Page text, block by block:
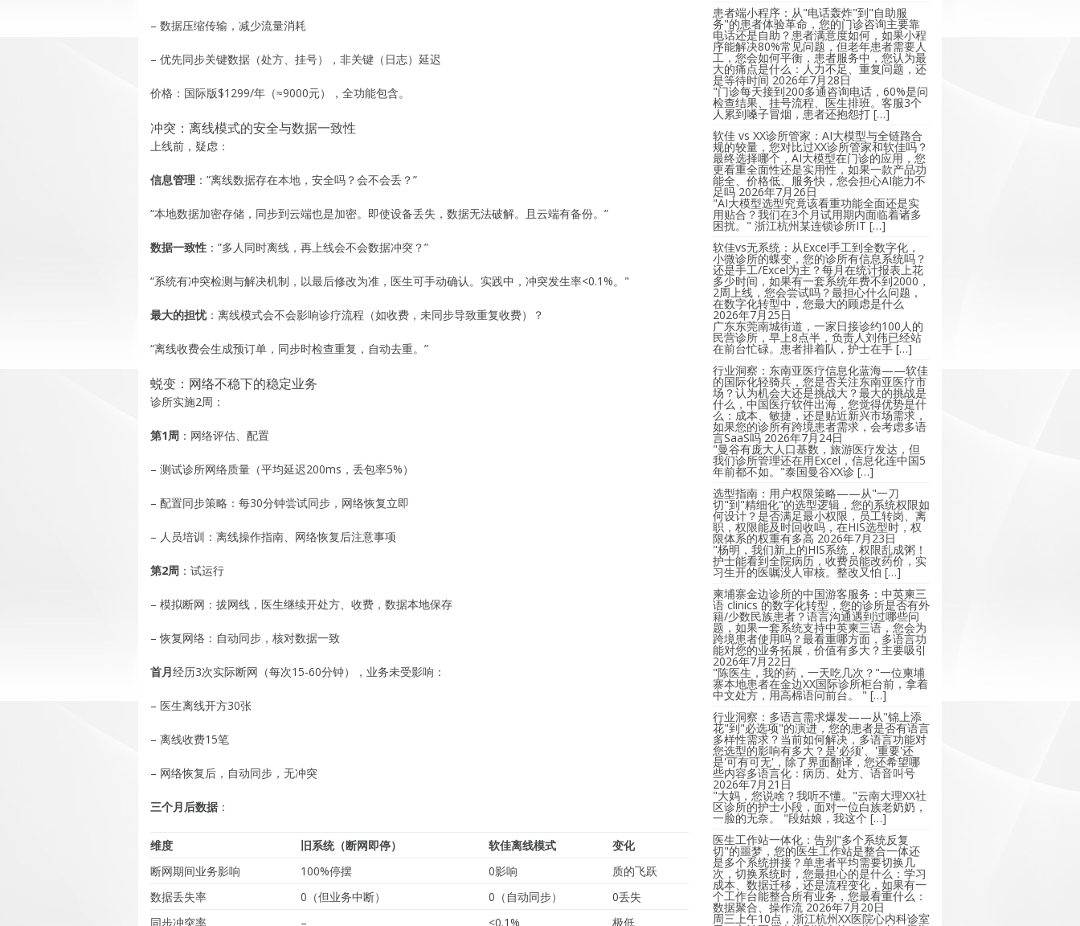
– 数据压缩传输，减少流量消耗
– 优先同步关键数据（处方、挂号），非关键（日志）延迟
价格：国际版$1299/年（≈9000元），全功能包含。
冲突：离线模式的安全与数据一致性
上线前，疑虑：
信息管理 ：”离线数据存在本地，安全吗？会不会丢？”
“本地数据加密存储，同步到云端也是加密。即使设备丢失，数据无法破解。且云端有备份。”
数据一致性 ：”多人同时离线，再上线会不会数据冲突？”
“系统有冲突检测与解决机制，以最后修改为准，医生可手动确认。实践中，冲突发生率<0.1%。"
最大的担忧：离线模式会不会影响诊疗流程（如收费，未同步导致重复收费）？
“离线收费会生成预订单，同步时检查重复，自动去重。”
蜕变：网络不稳下的稳定业务
诊所实施2周：
第1周 ：网络评估、配置
– 测试诊所网络质量（平均延迟200ms，丢包率5%）
– 配置同步策略：每30分钟尝试同步，网络恢复立即
– 人员培训：离线操作指南、网络恢复后注意事项
第2周 ：试运行
– 模拟断网：拔网线，医生继续开处方、收费，数据本地保存
– 恢复网络：自动同步，核对数据一致
首月经历3次实际断网（每次15-60分钟），业务未受影响：
– 医生离线开方30张
– 离线收费15笔
– 网络恢复后，自动同步，无冲突
三个月后数据 ：
维度 旧系统（断网即停） 软佳离线模式
变化
断网期间业务影响
100%停摆 0影响
质的飞跃
数据丢失率
0（但业务中断） 0（自动同步）
0丢失
同步冲突率
– <0.1% 极低
患者端小程序：从"电话轰炸"到"自助服
务"的患者体验革命，您的门诊咨询主要靠
电话还是自助？患者满意度如何，如果小程
序能解决80%常见问题，但老年患者需要人
工，您会如何平衡，患者服务中，您认为最
大的痛点是什么：人力不足、重复问题，还
是等待时间 2026年7月28日
"门诊每天接到200多通咨询电话，60%是问
检查结果、挂号流程、医生排班。客服3个
人累到嗓子冒烟，患者还抱怨打 […]
软佳 vs XX诊所管家：AI大模型与全链路合
规的较量，您对比过XX诊所管家和软佳吗？
最终选择哪个，AI大模型在门诊的应用，您
更看重全面性还是实用性，如果一款产品功
能全、价格低、服务快，您会担心AI能力不
足吗 2026年7月26日
"AI大模型选型究竟该看重功能全面还是实
用贴合？我们在3个月试用期内面临着诸多
困扰。" 浙江杭州某连锁诊所IT […]
软佳vs无系统：从Excel手工到全数字化，
小微诊所的蝶变，您的诊所有信息系统吗？
还是手工/Excel为主？每月在统计报表上花
多少时间，如果有一套系统年费不到2000，
2周上线，您会尝试吗？最担心什么问题，
在数字化转型中，您最大的顾虑是什么
2026年7月25日
广东东莞南城街道，一家日接诊约100人的
民营诊所，早上8点半，负责人刘伟已经站
在前台忙碌。患者排着队，护士在手 […]
行业洞察：东南亚医疗信息化蓝海——软佳
的国际化轻骑兵，您是否关注东南亚医疗市
场？认为机会大还是挑战大？最大的挑战是
什么，中国医疗软件出海，您觉得优势是什
么：成本、敏捷，还是贴近新兴市场需求，
如果您的诊所有跨境患者需求，会考虑多语
言SaaS吗 2026年7月24日
"曼谷有庞大人口基数，旅游医疗发达，但
我们诊所管理还在用Excel，信息化连中国5
年前都不如。"泰国曼谷XX诊 […]
选型指南：用户权限策略——从"一刀
切"到"精细化"的选型逻辑，您的系统权限如
何设计？是否满足最小权限，员工转岗、离
职，权限能及时回收吗，在HIS选型时，权
限体系的权重有多高 2026年7月23日
"杨明，我们新上的HIS系统，权限乱成粥！
护士能看到全院病历，收费员能改药价，实
习生开的医嘱没人审核。整改又怕 […]
柬埔寨金边诊所的中国游客服务：中英柬三
语 clinics 的数字化转型，您的诊所是否有外
籍/少数民族患者？语言沟通遇到过哪些问
题，如果一套系统支持中英柬三语，您会为
跨境患者使用吗？最看重哪方面，多语言功
能对您的业务拓展，价值有多大？主要吸引
2026年7月22日
"陈医生，我的药，一天吃几次？"一位柬埔
寨本地患者在金边XX国际诊所柜台前，拿着
中文处方，用高棉语问前台。 " […]
行业洞察：多语言需求爆发——从"锦上添
花"到"必选项"的演进，您的患者是否有语言
多样性需求？当前如何解决，多语言功能对
您选型的影响有多大？是'必须'、'重要'还
是'可有可无'，除了界面翻译，您还希望哪
些内容多语言化：病历、处方、语音叫号
2026年7月21日
"大妈，您说啥？我听不懂。"云南大理XX社
区诊所的护士小段，面对一位白族老奶奶，
一脸的无奈。 "段姑娘，我这个 […]
医生工作站一体化：告别"多个系统反复
切"的噩梦，您的医生工作站是整合一体还
是多个系统拼接？单患者平均需要切换几
次，切换系统时，您最担心的是什么：学习
成本、数据迁移，还是流程变化，如果有一
个工作台能整合所有业务，您最看重什么：
数据聚合、操作流 2026年7月20日
周三上午10点，浙江杭州XX医院心内科诊室